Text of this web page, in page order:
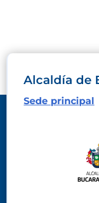
Alcaldía de
Sede principal